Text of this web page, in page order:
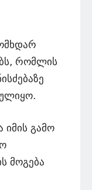
რომლის
იმის გამო
მოგება